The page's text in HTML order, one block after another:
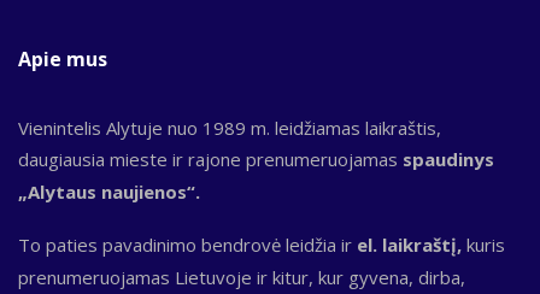
Apie mus
Vienintelis Alytuje nuo 1989 m. leidžiamas laikraštis,
daugiausia mieste ir rajone prenumeruojamas spaudinys
„Alytaus naujienos“.
To paties pavadinimo bendrovė leidžia ir el. laikraštį, kuris
prenumeruojamas Lietuvoje ir kitur, kur gyvena, dirba,